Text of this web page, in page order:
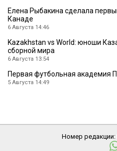
Елена Рыбакина сделала
Канаде
6 Августа 14:46
Kazakhstan vs World: юноши
сборной мира
6 Августа 13:54
Первая футбольная академия
5 Августа 14:49
Номер редакции: